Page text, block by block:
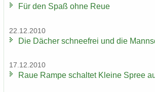
Für den Spaß ohne Reue
22.12.2010
Die Dä­cher schnee­frei und die
17.12.2010
Raue Rampe schal­tet Klei­ne Spree